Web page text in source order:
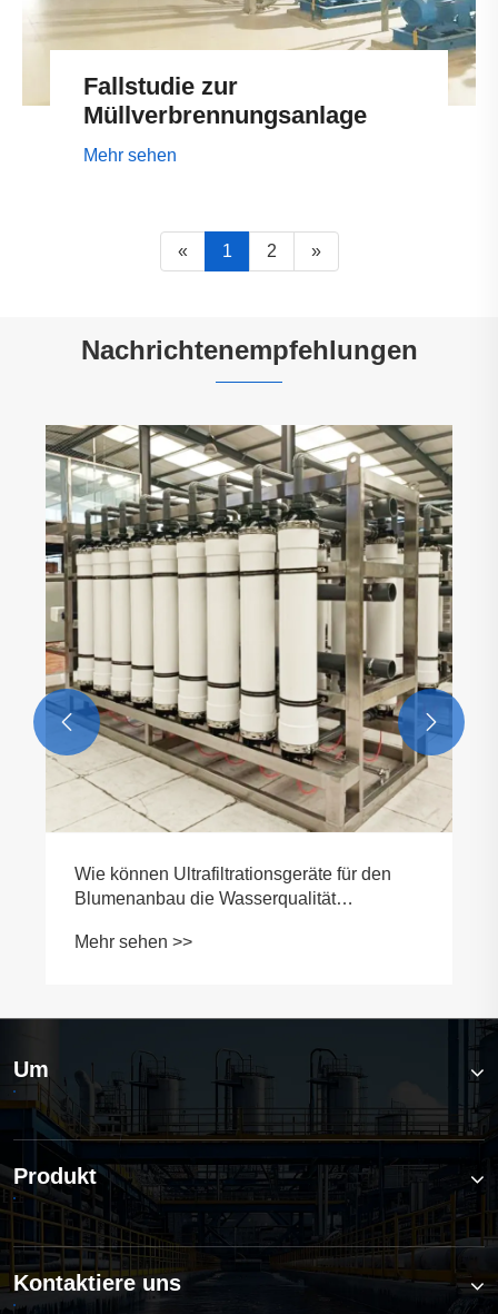
Fallstudie zur
Müllverbrennungsanlage
Mehr sehen
« 1 2 »
Nachrichtenempfehlungen
Wie können Ultrafiltrationsgeräte für den
Blumenanbau die Wasserqualität
Betriebskosten senken?
Mehr sehen >>
 
Um
Produkt
Kontaktiere uns